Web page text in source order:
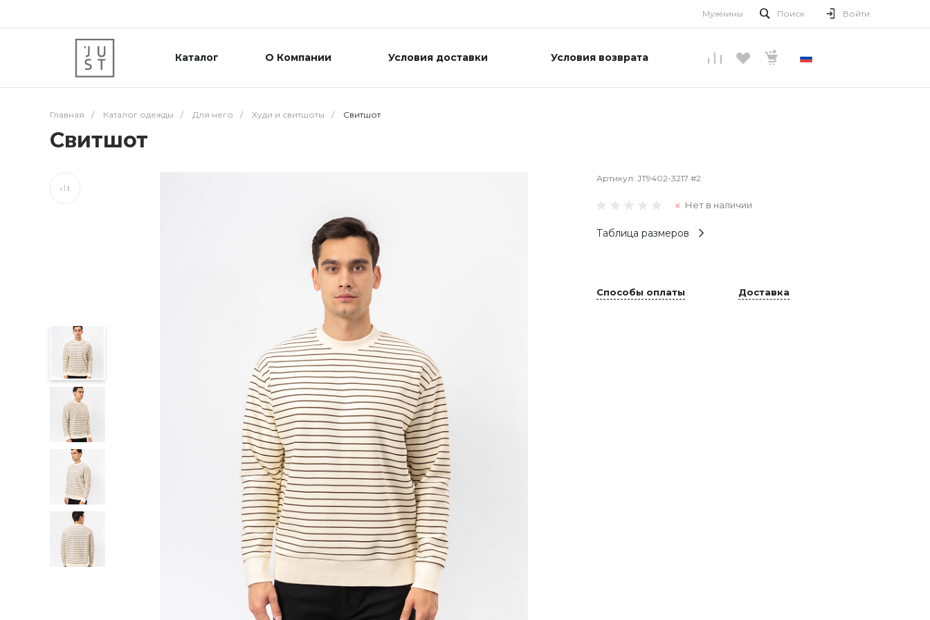
Мужчины Поиск Войти
Каталог О Компании Условия доставки Условия возврата
Главная / Каталог одежды / Для него / Худи и свитшоты / Свитшот
Свитшот
Артикул: JT9402-3217 #2
Нет в наличии
Таблица размеров
Способы оплаты Доставка